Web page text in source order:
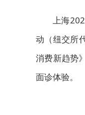
上海
动（纽交所
消费新趋势
面诊体验。